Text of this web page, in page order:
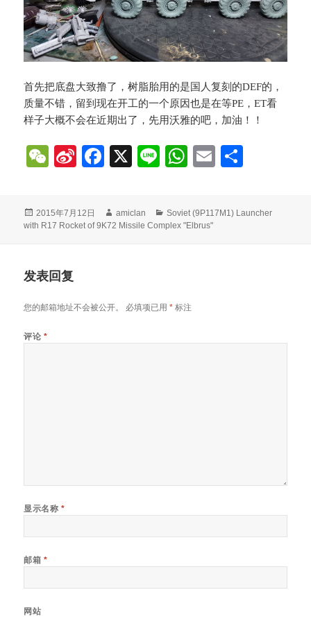
首先把底盘大致撸了，树脂胎用的是国人复刻的DEF的，
质量不错，留到现在开工的一个原因也是在等PE，ET看
样子大概不会在近期出了，先用沃雅的吧，加油！！
W
ha
Si
ei
Fa
ok
X
Li
W
A
E
发
布
2015年7月12日
作
者
amiclan
分
类
Soviet (9P117M1) Launcher
with R17 Rocket of 9K72 Missile Complex "Elbrus"
发表回复
您的邮箱地址不会被公开。 必填项已用* 标注
评论 *
显示名称 *
邮箱 *
网站